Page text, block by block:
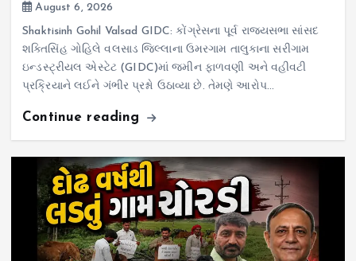
August 6, 2026
Shaktisinh Gohil Valsad GIDC: કોંગ્રેસના પૂર્વ રાજ્યસભા સાંસદ
શક્તિસિંહ ગોહિલે વલસાડ જિલ્લાના ઉમરગામ તાલુકાના સરીગામ
ઇન્ડસ્ટ્રીયલ એસ્ટેટ (GIDC)માં જમીન ફાળવણી અને વહીવટી
પ્રક્રિયાને લઈને ગંભીર પ્રશ્નો ઉઠાવ્યા છે. તેમણે આરોપ…
Continue reading